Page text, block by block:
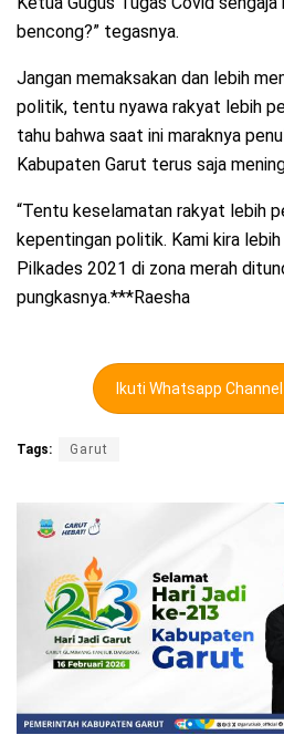
bencong?” tegasnya.
Jangan memaksakan dan lebih
politik, tentu nyawa rakyat lebih
tahu bahwa saat ini maraknya
Kabupaten Garut terus saja
“Tentu keselamatan rakyat lebih
kepentingan politik. Kami kira
Pilkades 2021 di zona merah
pungkasnya.***Raesha
Ikuti Whatsapp
Tags: Garut